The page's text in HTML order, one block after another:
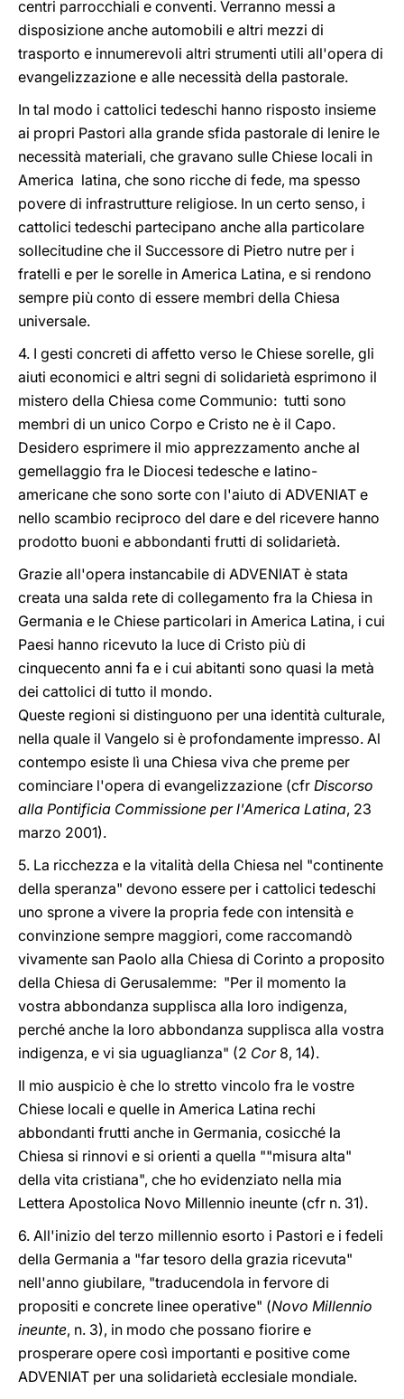
centri parrocchiali e conventi. Verranno messi a
disposizione anche automobili e altri mezzi di
trasporto e innumerevoli altri strumenti utili all'opera di
evangelizzazione e alle necessità della pastorale.
In tal modo i cattolici tedeschi hanno risposto insieme
ai propri Pastori alla grande sfida pastorale di lenire le
necessità materiali, che gravano sulle Chiese locali in
America latina, che sono ricche di fede, ma spesso
povere di infrastrutture religiose. In un certo senso, i
cattolici tedeschi partecipano anche alla particolare
sollecitudine che il Successore di Pietro nutre per i
fratelli e per le sorelle in America Latina, e si rendono
sempre più conto di essere membri della Chiesa
universale.
4. I gesti concreti di affetto verso le Chiese sorelle, gli
aiuti economici e altri segni di solidarietà esprimono il
mistero della Chiesa come Communio: tutti sono
membri di un unico Corpo e Cristo ne è il Capo.
Desidero esprimere il mio apprezzamento anche al
gemellaggio fra le Diocesi tedesche e latino-
americane che sono sorte con l'aiuto di ADVENIAT e
nello scambio reciproco del dare e del ricevere hanno
prodotto buoni e abbondanti frutti di solidarietà.
Grazie all'opera instancabile di ADVENIAT è stata
creata una salda rete di collegamento fra la Chiesa in
Germania e le Chiese particolari in America Latina, i cui
Paesi hanno ricevuto la luce di Cristo più di
cinquecento anni fa e i cui abitanti sono quasi la metà
dei cattolici di tutto il mondo.
Queste regioni si distinguono per una identità culturale,
nella quale il Vangelo si è profondamente impresso. Al
contempo esiste lì una Chiesa viva che preme per
cominciare l'opera di evangelizzazione (cfr Discorso
alla Pontificia Commissione per l'America Latina, 23
marzo 2001).
5. La ricchezza e la vitalità della Chiesa nel "continente
della speranza" devono essere per i cattolici tedeschi
uno sprone a vivere la propria fede con intensità e
convinzione sempre maggiori, come raccomandò
vivamente san Paolo alla Chiesa di Corinto a proposito
della Chiesa di Gerusalemme: "Per il momento la
vostra abbondanza supplisca alla loro indigenza,
perché anche la loro abbondanza supplisca alla vostra
indigenza, e vi sia uguaglianza" (2 Cor8, 14).
Il mio auspicio è che lo stretto vincolo fra le vostre
Chiese locali e quelle in America Latina rechi
abbondanti frutti anche in Germania, cosicché la
Chiesa si rinnovi e si orienti a quella ""misura alta"
della vita cristiana", che ho evidenziato nella mia
Lettera Apostolica Novo Millennio ineunte (cfr n. 31).
6. All'inizio del terzo millennio esorto i Pastori e i fedeli
della Germania a "far tesoro della grazia ricevuta"
nell'anno giubilare, "traducendola in fervore di
propositi e concrete linee operative" (Novo Millennio
ineunte, n. 3), in modo che possano fiorire e
prosperare opere così importanti e positive come
ADVENIAT per una solidarietà ecclesiale mondiale.